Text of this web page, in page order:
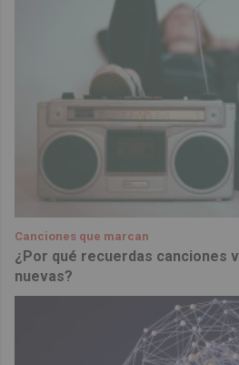
Canciones que marcan
¿Por qué recuerdas canciones
nuevas?